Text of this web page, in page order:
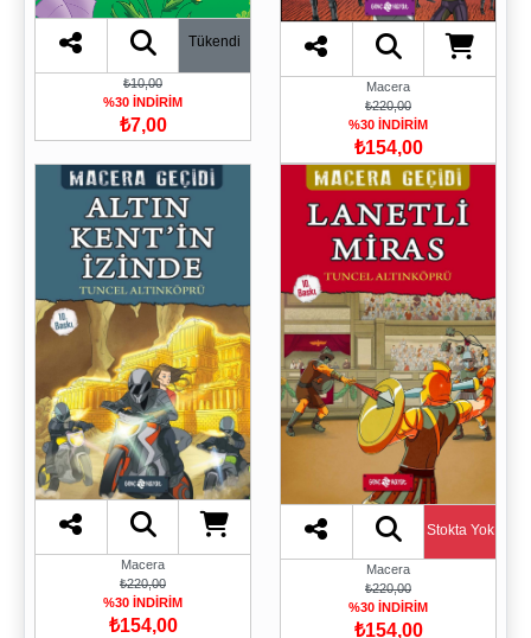
Tükendi
₺10,00
%30 İNDİRİM
₺7,00
Macera
₺220,00
%30 İNDİRİM
₺154,00
Macera
₺220,00
%30 İNDİRİM
₺154,00
Stokta Yok
Macera
₺220,00
%30 İNDİRİM
₺154,00